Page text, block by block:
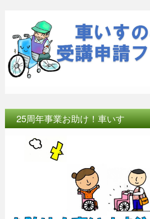
25周年事業お助け！車いす